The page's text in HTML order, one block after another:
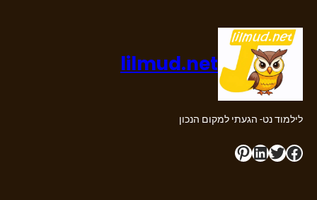
lilmud.net
לילמוד נט- הגעתי למקום הנכון
Facebook
Twitter
LinkedIn
Pinterest